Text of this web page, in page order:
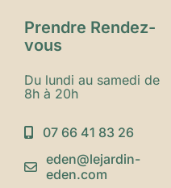
Prendre Rendez-
vous
Du lundi au samedi de
8h à 20h
07 66 41 83 26
eden@lejardin-
eden.com